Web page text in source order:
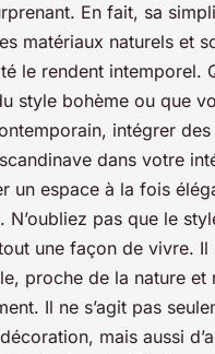
En fait, sa
matériaux naturels et
le rendent intemporel.
style bohème ou que
intégrer des
dans votre
un espace à la fois
N’oubliez pas que le
une façon de vivre.
proche de la nature et
Il ne s’agit pas
mais aussi